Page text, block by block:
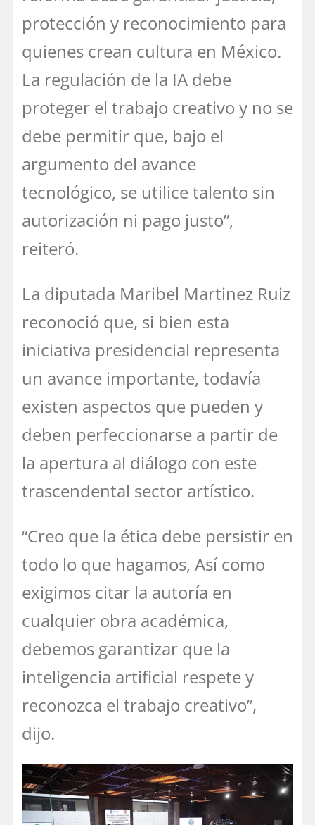
protección y reconocimiento para
quienes crean cultura en México.
La regulación de la IA debe
proteger el trabajo creativo y no se
debe permitir que, bajo el
argumento del avance
tecnológico, se utilice talento sin
autorización ni pago justo”,
reiteró.
La diputada Maribel Martinez Ruiz
reconoció que, si bien esta
iniciativa presidencial representa
un avance importante, todavía
existen aspectos que pueden y
deben perfeccionarse a partir de
la apertura al diálogo con este
trascendental sector artístico.
“Creo que la ética debe persistir en
todo lo que hagamos, Así como
exigimos citar la autoría en
cualquier obra académica,
debemos garantizar que la
inteligencia artificial respete y
reconozca el trabajo creativo”,
dijo.